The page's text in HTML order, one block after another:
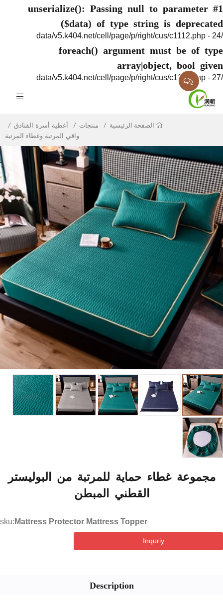
unserialize(): Passing null to
($data) of type string is
foreach() argument must be of
array|object, bool
الصفحة الرئيسية منتجات
أغطية أسرة الفنادق
واقي المرتبة وغطاء المرتبة
غطاء حماية للمرتبة من البوليستر
القطني المبطن
sku:Mattress Protector Mattress Topper
Inquriy
Description